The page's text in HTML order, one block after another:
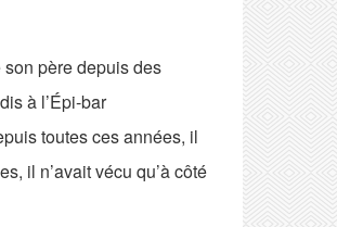
père depuis des
à l’Épi-bar
toutes ces années, il
il n’avait vécu qu’à côté